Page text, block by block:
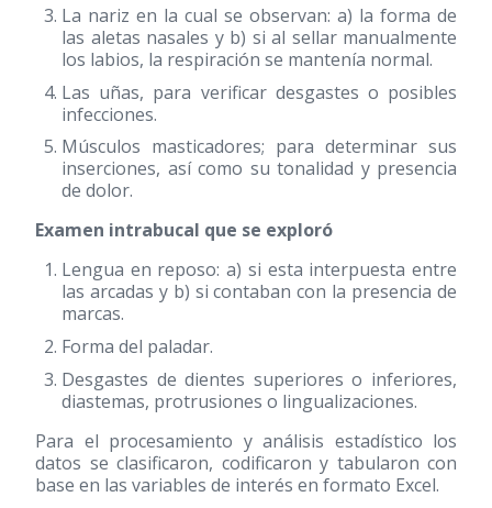
La nariz en la cual se observan: a) la forma de
las aletas nasales y b) si al sellar manualmente
los labios, la respiración se mantenía normal.
Las uñas, para verificar desgastes o posibles
infecciones.
Músculos masticadores; para determinar sus
inserciones, así como su tonalidad y presencia
de dolor.
Examen intrabucal que se exploró
Lengua en reposo: a) si esta interpuesta entre
las arcadas y b) si contaban con la presencia de
marcas.
Forma del paladar.
Desgastes de dientes superiores o inferiores,
diastemas, protrusiones o lingualizaciones.
Para el procesamiento y análisis estadístico los
datos se clasificaron, codificaron y tabularon con
base en las variables de interés en formato Excel.